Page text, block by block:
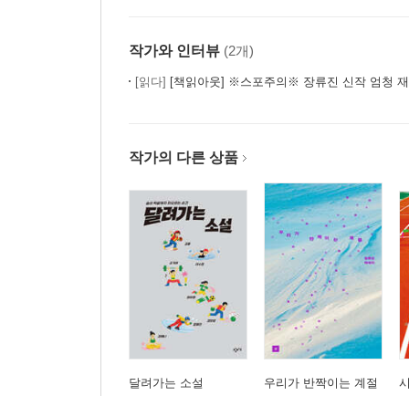
작가와 인터뷰 (2개)
[읽다] [책읽아웃] ※스포주의※ 장류진 신작 엄청 재밌어, 근데 본인은
작가의 다른 상품
달려가는 소설 우리가 반짝이는 계절